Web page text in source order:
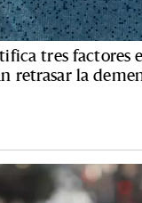
tres factores
retrasar la